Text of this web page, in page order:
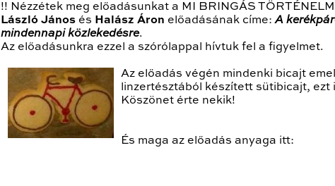
!! Nézzétek meg előadásunkat a MI BRINGÁS
László János és Halász Áron előadásának címe:A
mindennapi közlekedésre.
Az előadásunkra ezzel a szórólappal hívtuk fel a figyelmet.
Az előadás végén mindenki bicajt
linzertésztából készített sütibicajt, ezt
Köszönet érte nekik!
És maga az előadás anyaga itt: